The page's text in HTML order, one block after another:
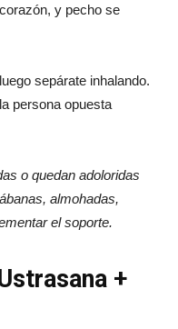
y pecho se
sepárate inhalando.
persona opuesta
o quedan adoloridas
almohadas,
el soporte.
+